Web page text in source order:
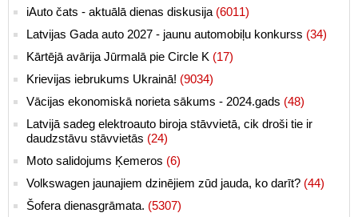
iAuto čats - aktuālā dienas diskusija (6011)
Latvijas Gada auto 2027 - jaunu automobiļu konkurss (34)
Kārtējā avārija Jūrmalā pie Circle K (17)
Krievijas iebrukums Ukrainā! (9034)
Vācijas ekonomiskā norieta sākums - 2024.gads (48)
Latvijā sadeg elektroauto biroja stāvvietā, cik droši tie ir
daudzstāvu stāvvietās (24)
Moto salidojums Ķemeros (6)
Volkswagen jaunajiem dzinējiem zūd jauda, ko darīt? (44)
Šofera dienasgrāmata. (5307)